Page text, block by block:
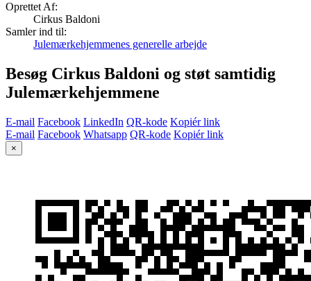
Oprettet Af:
Cirkus Baldoni
Samler ind til:
Julemærkehjemmenes generelle arbejde
Besøg Cirkus Baldoni og støt samtidig
Julemærkehjemmene
E-mail Facebook LinkedIn QR-kode Kopiér link
E-mail Facebook Whatsapp QR-kode Kopiér link
×